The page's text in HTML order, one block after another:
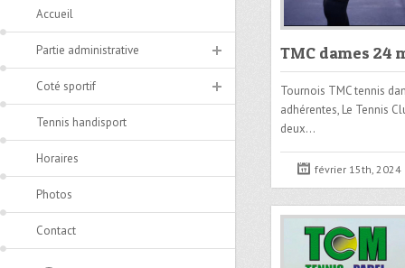
TMC dames 24
Tournois TMC tennis
adhérentes, Le Tennis
deux…
février 15th, 2024
Accueil
Partie administrative
Coté sportif
Tennis handisport
Horaires
Photos
Contact